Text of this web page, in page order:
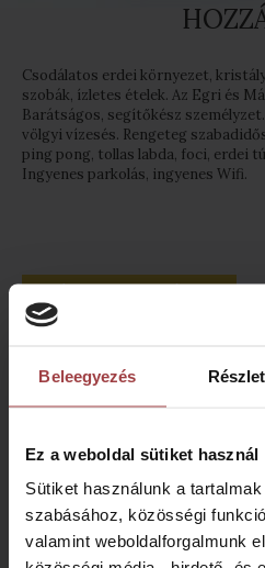
Beleegyezés
Ez a weboldal sütiket használ
Sütiket használunk a
szabásához, közösségi
valamint weboldalforgalmunk
Csodálatos erdei környezet,
szobák, ízletes ételek. Az Egri és
Barátságos, segítőkész
völgyi vízesés. Rengeteg
ping pong, tollas labda, foci, erdei
Ingyenes parkolás, ingyenes Wifi.